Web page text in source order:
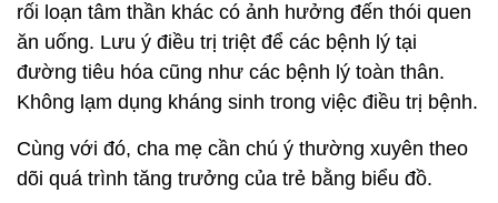
rối loạn tâm thần khác có ảnh hưởng đến thói quen
ăn uống. Lưu ý điều trị triệt để các bệnh lý tại
đường tiêu hóa cũng như các bệnh lý toàn thân.
Không lạm dụng kháng sinh trong việc điều trị bệnh.
Cùng với đó, cha mẹ cần chú ý thường xuyên theo
dõi quá trình tăng trưởng của trẻ bằng biểu đồ.